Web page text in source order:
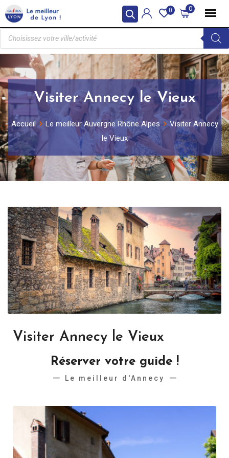
0
0
Visiter Annecy le Vieux
Accueil Le meilleur Auvergne Rhône Alpes
Visiter Annecy
le Vieux
Visiter Annecy le Vieux
Réserver votre guide !
Le meilleur d'Annecy